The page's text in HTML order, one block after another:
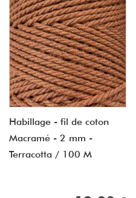
Habillage - fil de coton
Macramé - 2 mm -
Terracotta / 100 M